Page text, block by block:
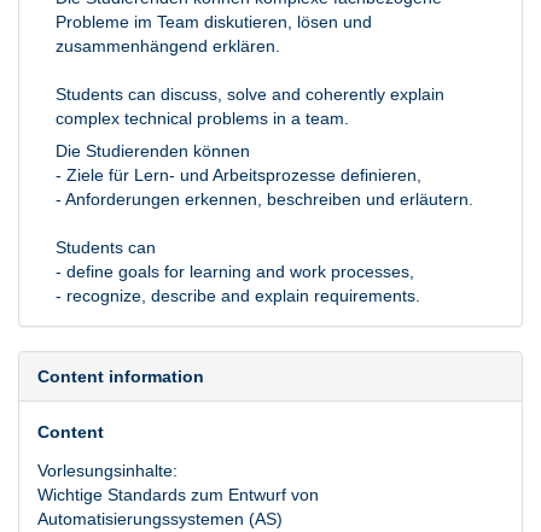
Probleme im Team diskutieren, lösen und
zusammenhängend erklären.
Students can discuss, solve and coherently explain
complex technical problems in a team.
Die Studierenden können
- Ziele für Lern- und Arbeitsprozesse definieren,
- Anforderungen erkennen, beschreiben und erläutern.
Students can
- define goals for learning and work processes,
- recognize, describe and explain requirements.
Content information
Content
Vorlesungsinhalte:
Wichtige Standards zum Entwurf von
Automatisierungssystemen (AS)